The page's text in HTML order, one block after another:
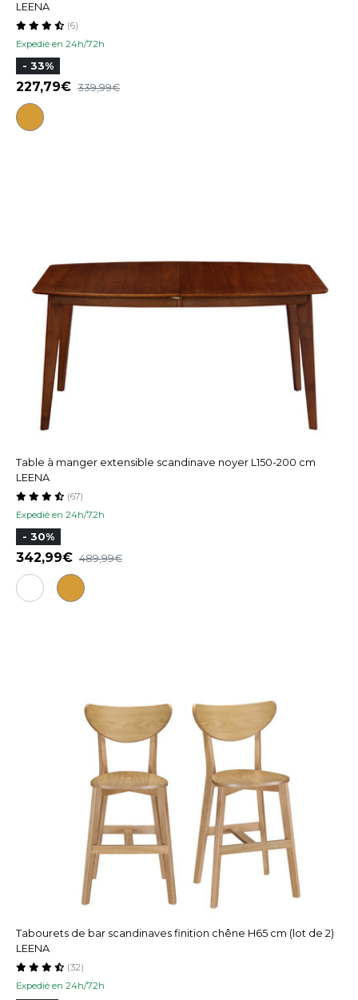
LEENA
Expedié en 24h/72h
(6)
- 33%
227,79 339,99
Table à manger extensible scandinave noyer L150-200 cm
LEENA
Expedié en 24h/72h
(67)
- 30%
342,99 489,99
Tabourets de bar scandinaves finition chêne H65 cm (lot de 2)
LEENA
Expedié en 24h/72h
(32)